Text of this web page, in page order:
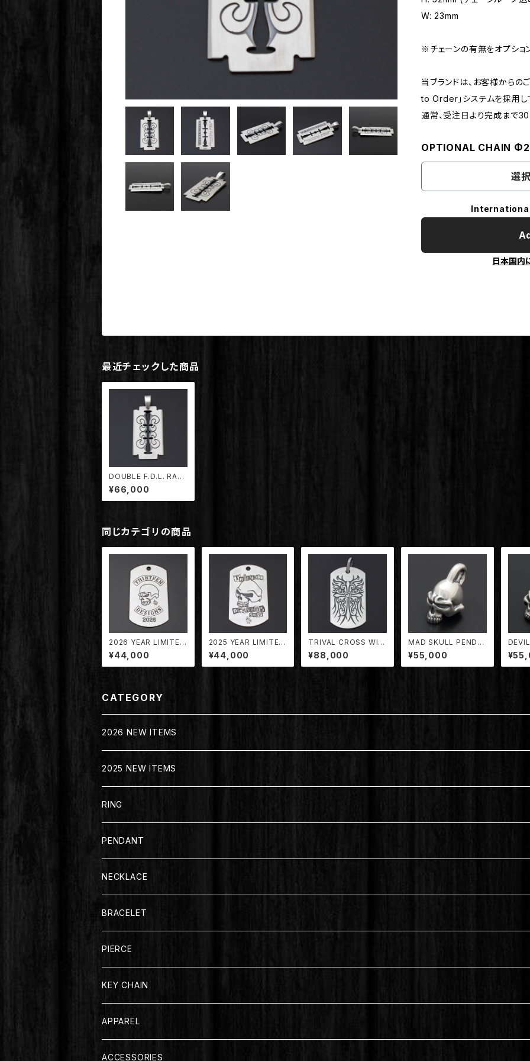
W: 23mm
※チェーンの有無をオプショ
当ブランドは、お客様から
to Order」システムを採用し
通常、受注日より完成まで
OPTIONAL CHAIN
選
日本国内
最近チェックした商品
DOUBLE F.D.L. RAZ
OR BLADE PENDAN
T 【TDPD-063】
¥66,000
同じカテゴリの商品
2026 YEAR LIMITED
DOG TAG PENDANT
【TDYT-2026】
¥44,000
2025 YEAR LIMITED
DOG TAG PENDANT
【TDYT-2025】
¥44,000
TRIVAL CROSS WIN
G DOG TAG PENDA
NT 【TDPD-053】
¥88,000
MAD SKULL PENDA
NT【TDPD-001/MD】
¥55,000
L
001/
CATEGORY
2026 NEW ITEMS
2025 NEW ITEMS
RING
PENDANT
NECKLACE
BRACELET
PIERCE
KEY CHAIN
APPAREL
T-SHIRT
ACCESSORIES